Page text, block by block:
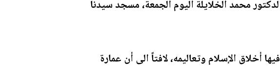
محمد الخلايلة اليوم الجمعة، مسجد سيدنا
أخلاق الإسلام وتعاليمه، لافتاً الى أن عمارة